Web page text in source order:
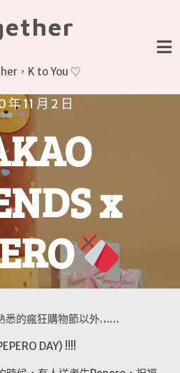
，K to You ♡
年 11 月 2 日
x
悉的瘋狂購物節以外……
DAY) !!!!